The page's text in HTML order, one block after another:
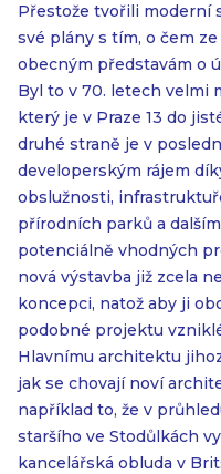
Přestože tvořili moderní
své plány s tím, o čem
obecným představám o
Byl to v 70. letech velmi
který je v Praze 13 do
druhé straně je v
developerským rájem
obslužnosti,
přírodních parků a
potenciálně vhodných
nová výstavba již zcela
koncepci, natož aby ji
podobné projektu
Hlavnímu architektu
jak se chovají noví
například to, že v
staršího ve Stodůlkách
kancelářská obluda v